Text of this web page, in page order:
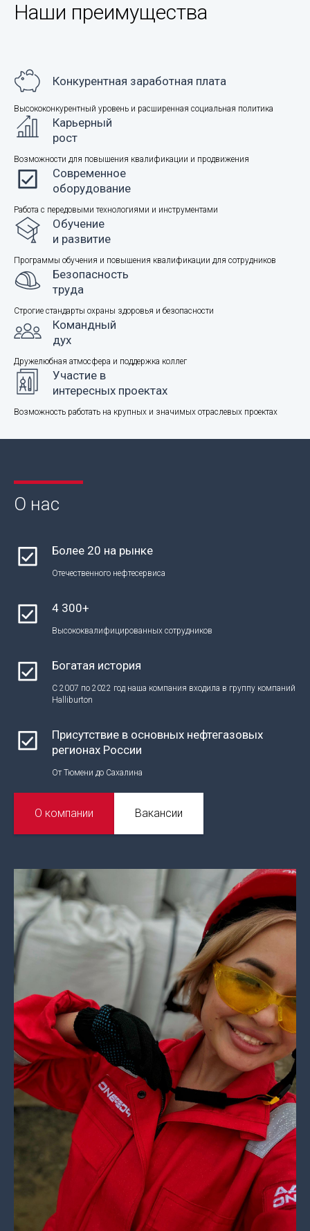
нефтесервисной
Наши преимущества
Конкурентная заработная плата
Высококонкурентный уровень и расширенная социальная политика
Карьерный
рост
Возможности для повышения квалификации и продвижения
Современное
оборудование
Работа с передовыми технологиями и инструментами
Обучение
и развитие
Программы обучения и повышения квалификации для сотрудников
Безопасность
труда
Строгие стандарты охраны здоровья и безопасности
Командный
дух
Дружелюбная атмосфера и поддержка коллег
Участие в
интересных проектах
Возможность работать на крупных и значимых отраслевых проектах
О нас
Более 20 на рынке
Отечественного нефтесервиса
4 300+
Высококвалифицированных сотрудников
Богатая история
С 2007 по 2022 год наша компания входила в группу компаний
Halliburton
Присутствие в основных нефтегазовых
регионах России
От Тюмени до Сахалина
О компании Вакансии